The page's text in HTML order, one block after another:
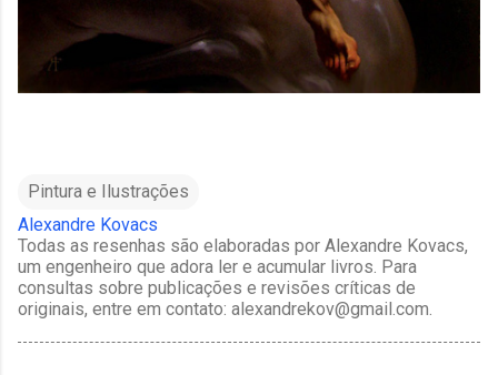
Pintura e Ilustrações
Alexandre Kovacs
Todas as resenhas são elaboradas por Alexandre Kovacs,
um engenheiro que adora ler e acumular livros. Para
consultas sobre publicações e revisões críticas de
originais, entre em contato: alexandrekov@gmail.com.